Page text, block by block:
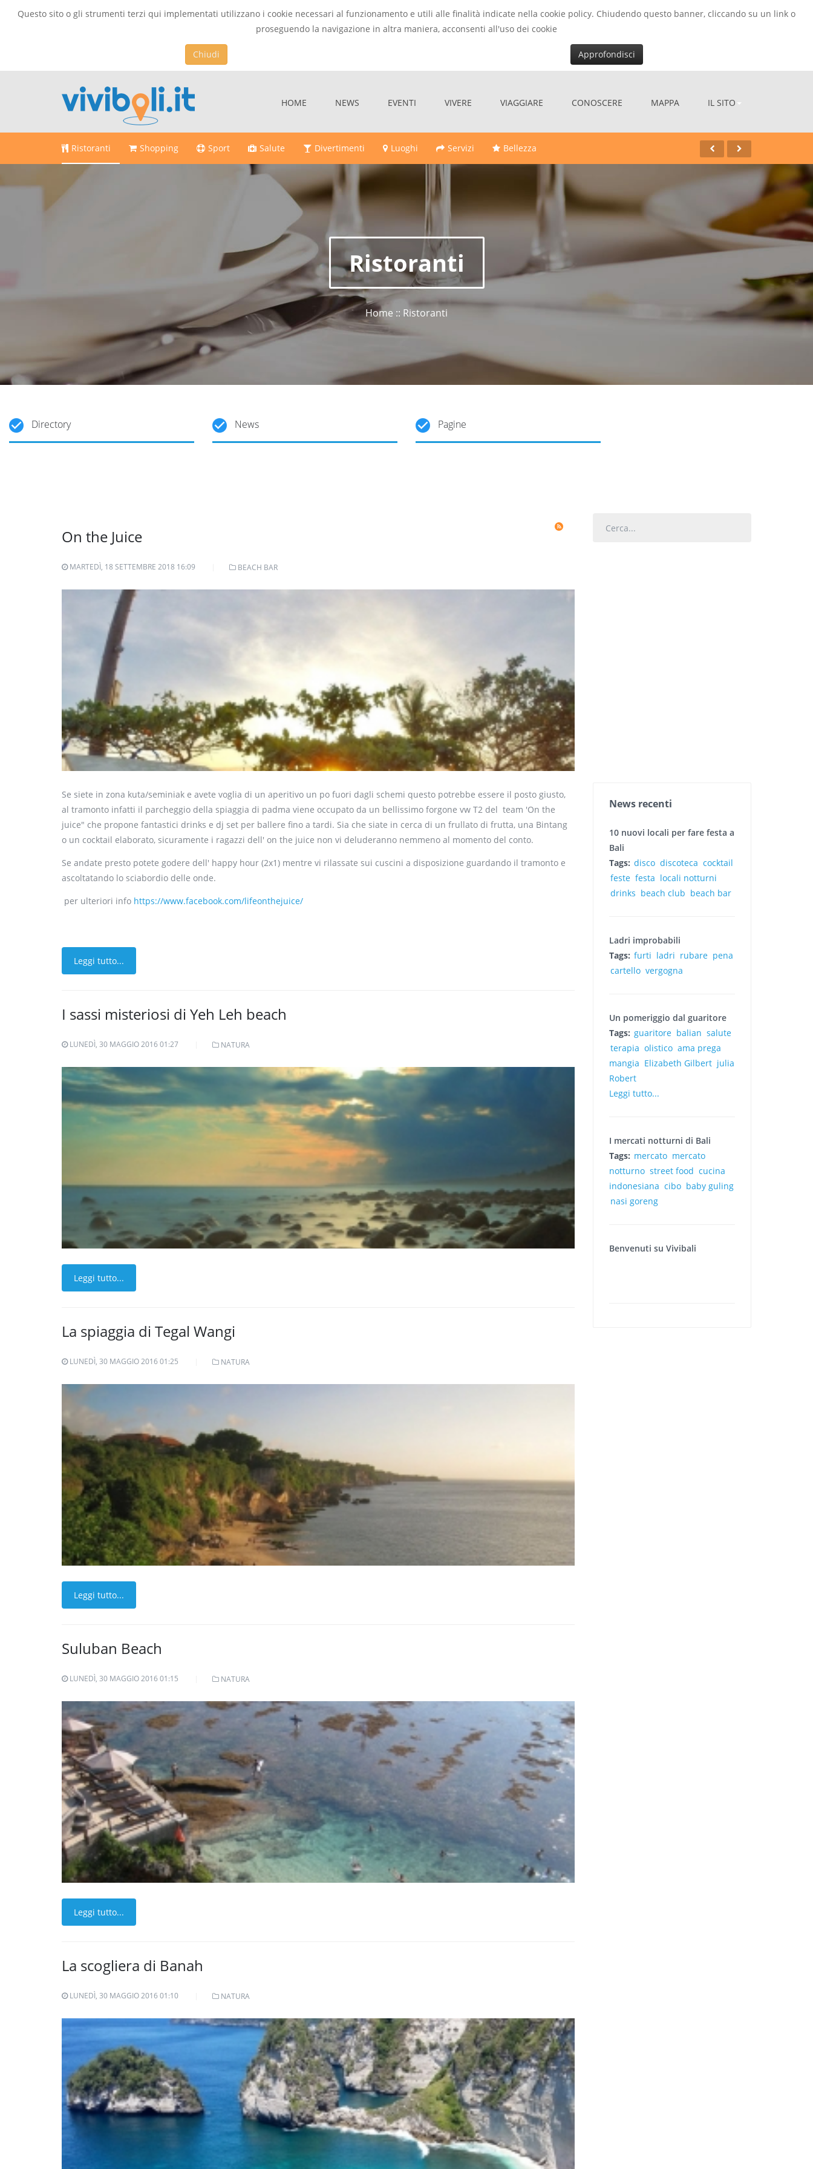
Questo sito o gli strumenti terzi qui implementati utilizzano i cookie necessari al funzionamento e utili alle finalità indicate nella cookie policy. Chiudendo questo banner, cliccando su un link o
proseguendo la navigazione in altra maniera, acconsenti all'uso dei cookie
Chiudi Approfondisci
HOME NEWS EVENTI VIVERE VIAGGIARE CONOSCERE MAPPA IL SITO
Ristoranti Shopping Sport Salute Divertimenti Luoghi Servizi Bellezza
Ristoranti
Home :: Ristoranti
Directory News Pagine
On the Juice
MARTEDÌ, 18 SETTEMBRE 2018 16:09 BEACH BAR
Se siete in zona kuta/seminiak e avete voglia di un aperitivo un po fuori dagli schemi questo potrebbe essere il posto giusto,
al tramonto infatti il parcheggio della spiaggia di padma viene occupato da un bellissimo forgone vw T2 del team 'On the
juice" che propone fantastici drinks e dj set per ballere fino a tardi. Sia che siate in cerca di un frullato di frutta, una Bintang
o un cocktail elaborato, sicuramente i ragazzi dell' on the juice non vi deluderanno nemmeno al momento del conto.
Se andate presto potete godere dell' happy hour (2x1) mentre vi rilassate sui cuscini a disposizione guardando il tramonto e
ascoltatando lo sciabordio delle onde.
per ulteriori info https://www.facebook.com/lifeonthejuice/
Leggi tutto...
I sassi misteriosi di Yeh Leh beach
LUNEDÌ, 30 MAGGIO 2016 01:27 NATURA
Leggi tutto...
La spiaggia di Tegal Wangi
LUNEDÌ, 30 MAGGIO 2016 01:25 NATURA
Leggi tutto...
Suluban Beach
LUNEDÌ, 30 MAGGIO 2016 01:15 NATURA
Leggi tutto...
La scogliera di Banah
LUNEDÌ, 30 MAGGIO 2016 01:10 NATURA
News recenti
10 nuovi locali per fare festa a
Bali
Tags: disco discoteca cocktail
feste festa locali notturni
drinks beach club beach bar
Ladri improbabili
Tags: furti ladri rubare pena
cartello vergogna
Un pomeriggio dal guaritore
Tags: guaritore balian salute
terapia olistico ama prega
mangia Elizabeth Gilbert julia
Robert
Leggi tutto...
I mercati notturni di Bali
Tags: mercato mercato
notturno street food cucina
indonesiana cibo baby guling
nasi goreng
Benvenuti su Vivibali